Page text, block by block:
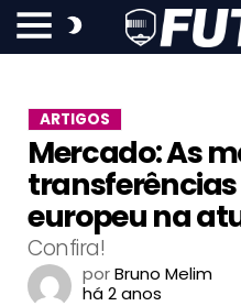
ARTIGOS
Mercado: As
europeu na
Confira!
porBruno Melim
há 2 anos